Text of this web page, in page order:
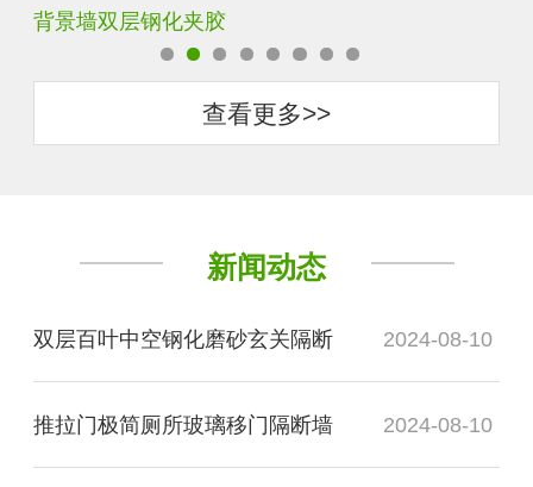
背景墙双层钢化夹胶
查看更多>>
新闻动态
双层百叶中空钢化磨砂玄关隔断 2024-08-10
推拉门极简厕所玻璃移门隔断墙 2024-08-10